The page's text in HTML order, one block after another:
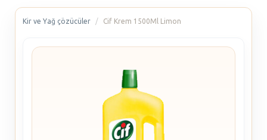
Kir ve Yağ çözücüler Cif Krem 1500Ml Limon